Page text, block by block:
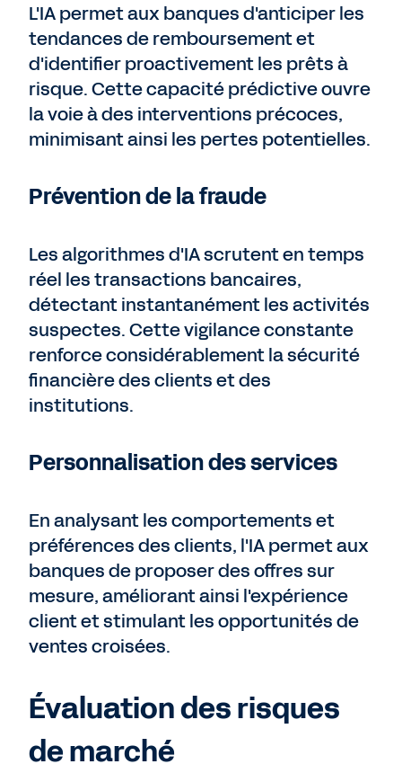
L'IA permet aux banques d'anticiper les
tendances de remboursement et
d'identifier proactivement les prêts à
risque. Cette capacité prédictive ouvre
la voie à des interventions précoces,
minimisant ainsi les pertes potentielles.
Prévention de la fraude
Les algorithmes d'IA scrutent en temps
réel les transactions bancaires,
détectant instantanément les activités
suspectes. Cette vigilance constante
renforce considérablement la sécurité
financière des clients et des
institutions.
Personnalisation des services
En analysant les comportements et
préférences des clients, l'IA permet aux
banques de proposer des offres sur
mesure, améliorant ainsi l'expérience
client et stimulant les opportunités de
ventes croisées.
Évaluation des risques
de marché